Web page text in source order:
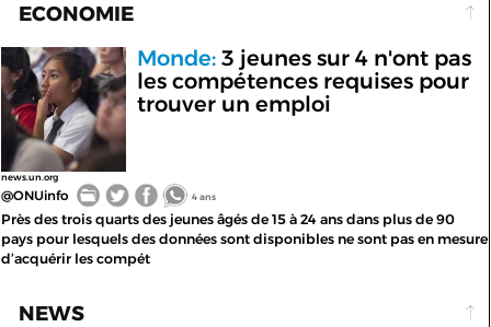
ECONOMIE
news.un.org
Monde:3 jeunes sur 4 n'ont pas
les compétences requises pour
trouver un emploi
@ONUinfo 4 ans
Près des trois quarts des jeunes âgés de 15 à 24 ans dans plus de 90
pays pour lesquels des données sont disponibles ne sont pas en mesure
d’acquérir les compét
NEWS